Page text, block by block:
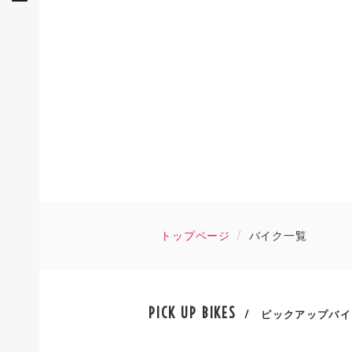
トップページ バイク一覧
PICK UP BIKES / ピックアップバ